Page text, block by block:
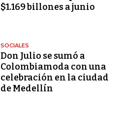
$1.169 billones a junio
SOCIALES
Don Julio se sumó a
Colombiamoda con una
celebración en la ciudad
de Medellín